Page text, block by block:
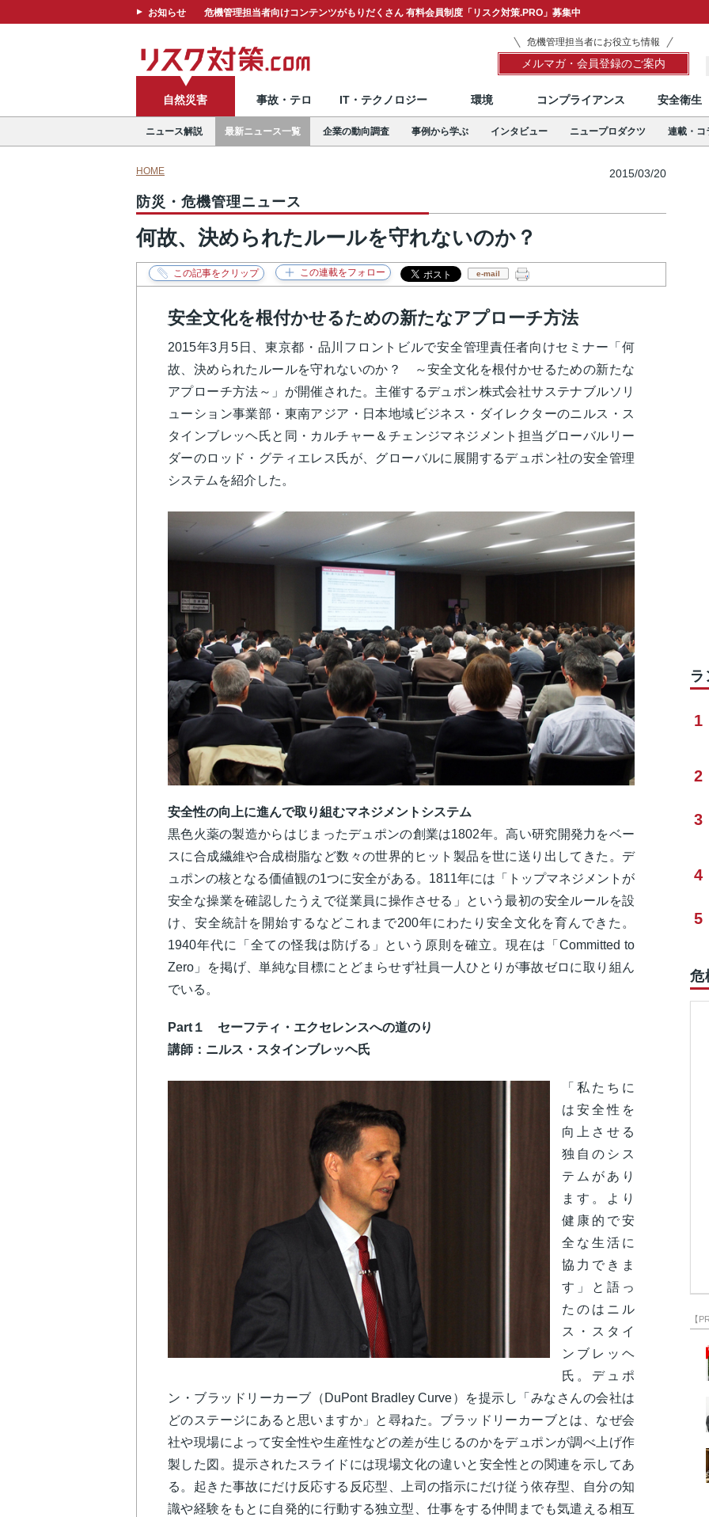
お知らせ 危機管理担当者向けコンテンツがもりだくさん 有料会員制度「リスク対策.PRO」募集中
危機管理担当者にお役立ち情報
メルマガ・会員登録のご案内
自然災害 事故・テロ IT・テクノロジー 環境 コンプライアンス 安全衛生
ニュース解説 最新ニュース一覧 企業の動向調査 事例から学ぶ インタビュー ニュープロダクツ 連載・コ
HOME 2015/03/20
防災・危機管理ニュース
何故、決められたルールを守れないのか？
e-mail
安全文化を根付かせるための新たなアプローチ方法
2015年3月5日、東京都・品川フロントビルで安全管理責任者向けセミナー「何
故、決められたルールを守れないのか？ ～安全文化を根付かせるための新たな
アプローチ方法～」が開催された。主催するデュポン株式会社サステナブルソリ
ューション事業部・東南アジア・日本地域ビジネス・ダイレクターのニルス・ス
タインブレッヘ氏と同・カルチャー＆チェンジマネジメント担当グローバルリー
ダーのロッド・グティエレス氏が、グローバルに展開するデュポン社の安全管理
システムを紹介した。
安全性の向上に進んで取り組むマネジメントシステム
黒色火薬の製造からはじまったデュポンの創業は1802年。高い研究開発力をベー
スに合成繊維や合成樹脂など数々の世界的ヒット製品を世に送り出してきた。デ
ュポンの核となる価値観の1つに安全がある。1811年には「トップマネジメントが
安全な操業を確認したうえで従業員に操作させる」という最初の安全ルールを設
け、安全統計を開始するなどこれまで200年にわたり安全文化を育んできた。
1940年代に「全ての怪我は防げる」という原則を確立。現在は「Committed to
Zero」を掲げ、単純な目標にとどまらせず社員一人ひとりが事故ゼロに取り組ん
でいる。
Part１ セーフティ・エクセレンスへの道のり
講師：ニルス・スタインブレッヘ氏
「私たちに
は安全性を
向上させる
独自のシス
テムがあり
ます。より
健康的で安
全な生活に
協力できま
す」と語っ
たのはニル
ス・スタイ
ンブレッヘ
氏。デュポ
ン・ブラッドリーカーブ（DuPont Bradley Curve）を提示し「みなさんの会社は
どのステージにあると思いますか」と尋ねた。ブラッドリーカーブとは、なぜ会
社や現場によって安全性や生産性などの差が生じるのかをデュポンが調べ上げ作
製した図。提示されたスライドには現場文化の違いと安全性との関連を示してあ
る。起きた事故にだけ反応する反応型、上司の指示にだけ従う依存型、自分の知
識や経験をもとに自発的に行動する独立型、仕事をする仲間までも気遣える相互
1
2
3
4
5
危
【